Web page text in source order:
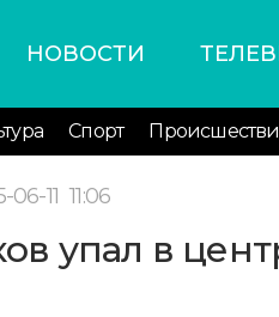
НОВОСТИ
Спорт
06-11 11:06
упал в